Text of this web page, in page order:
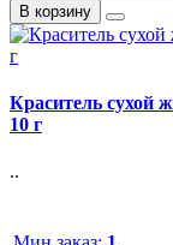
В корзину
Краситель сухой
10 г
..